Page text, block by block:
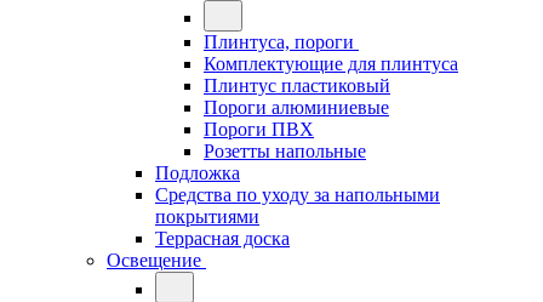
Плинтуса, пороги
Комплектующие для плинтуса
Плинтус пластиковый
Пороги алюминиевые
Пороги ПВХ
Розетты напольные
Подложка
Средства по уходу за напольными
покрытиями
Террасная доска
Освещение